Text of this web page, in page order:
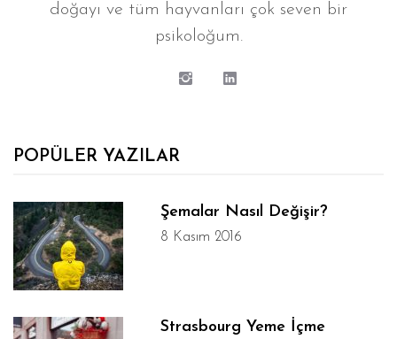
doğayı ve tüm hayvanları çok seven bir
psikoloğum.
POPÜLER YAZILAR
Şemalar Nasıl Değişir?
8 Kasım 2016
Strasbourg Yeme İçme